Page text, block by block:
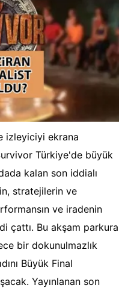
izleyiciyi ekrana
Türkiye'de büyük
kalan son iddialı
stratejilerin ve
ve iradenin
çattı. Bu akşam parkura
bir dokunulmazlık
Büyük Final
Yayınlanan son